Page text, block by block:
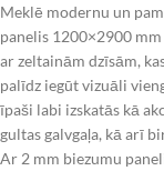
Meklē modernu un
panelis 1200×2900
ar zeltainām dzīsām,
palīdz iegūt vizuāli
īpaši labi izskatās kā
gultas galvgaļa, kā arī
Ar 2 mm biezumu